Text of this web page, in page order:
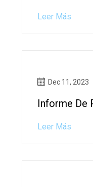
Leer Más
Dec 11, 2023
Informe De
Leer Más